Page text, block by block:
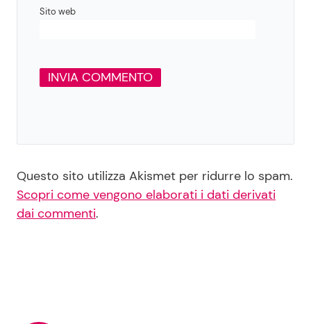
Sito web
Questo sito utilizza Akismet per ridurre lo spam.
Scopri come vengono elaborati i dati derivati
dai commenti.